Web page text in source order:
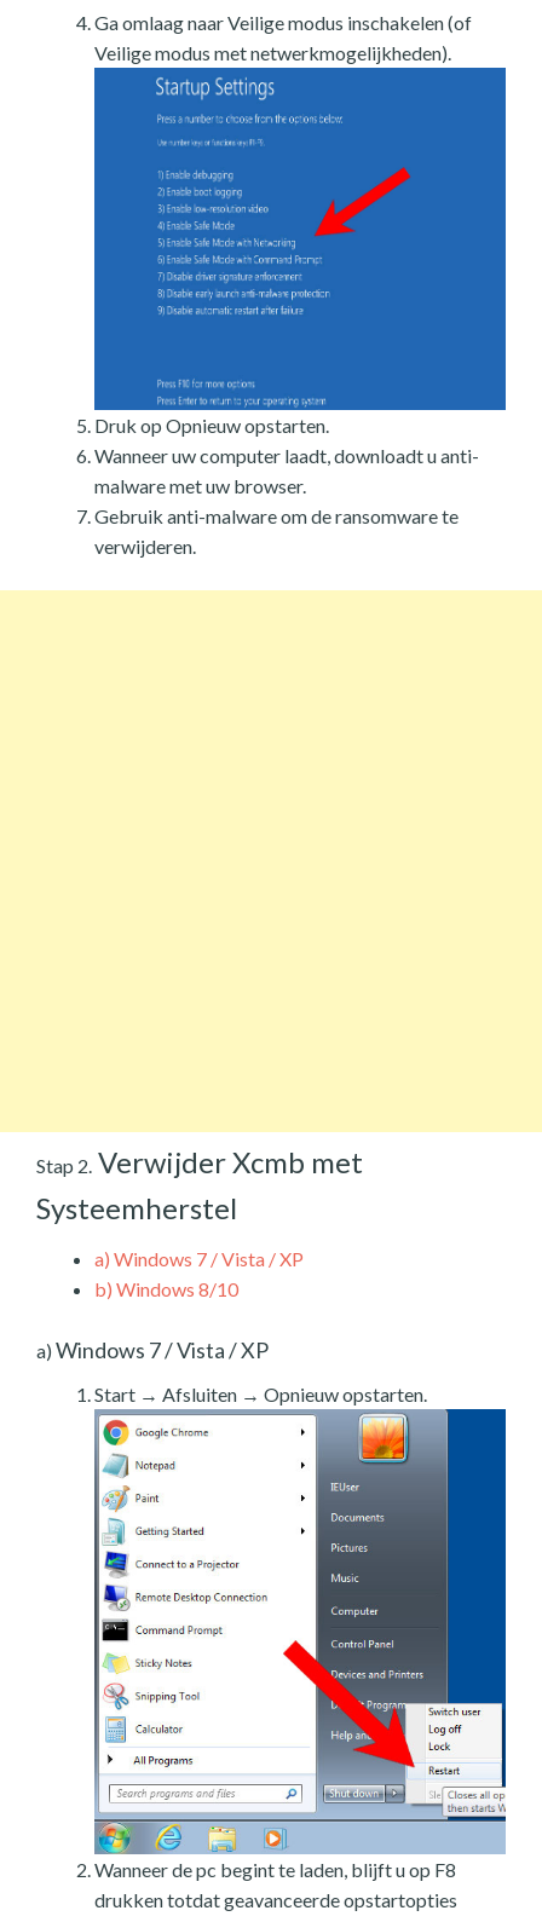
Ga omlaag naar Veilige modus inschakelen (of
Veilige modus met netwerkmogelijkheden).
Druk op Opnieuw opstarten.
Wanneer uw computer laadt, downloadt u anti-
malware met uw browser.
Gebruik anti-malware om de ransomware te
verwijderen.
Stap 2. Verwijder Xcmb met
Systeemherstel
a) Windows 7 / Vista / XP
b) Windows 8/10
a) Windows 7 / Vista / XP
Start → Afsluiten → Opnieuw opstarten.
Wanneer de pc begint te laden, blijft u op F8
drukken totdat geavanceerde opstartopties